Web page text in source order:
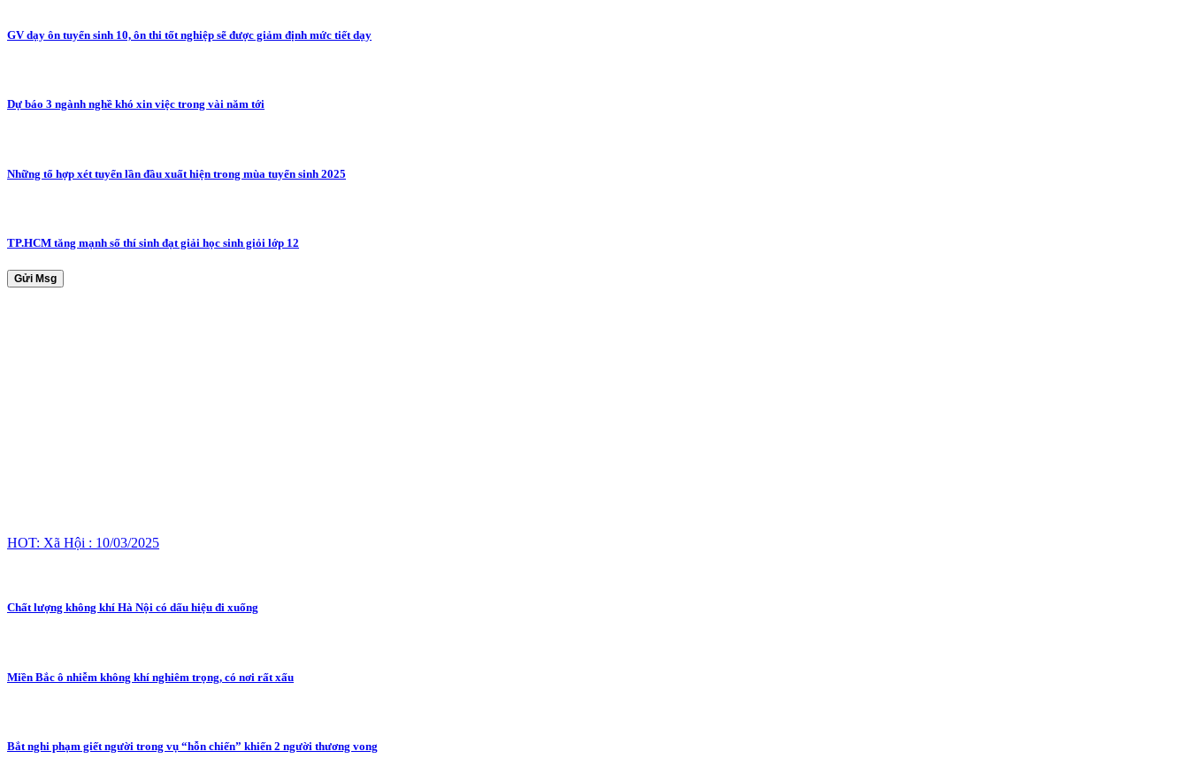
GV dạy ôn tuyển sinh 10, ôn thi tốt nghiệp sẽ được giảm định mức tiết dạy
Dự báo 3 ngành nghề khó xin việc trong vài năm tới
Những tổ hợp xét tuyển lần đầu xuất hiện trong mùa tuyển sinh 2025
TP.HCM tăng mạnh số thí sinh đạt giải học sinh giỏi lớp 12
Gửi Msg
HOT: Xã Hội : 10/03/2025
Chất lượng không khí Hà Nội có dấu hiệu đi xuống
Miền Bắc ô nhiễm không khí nghiêm trọng, có nơi rất xấu
Bắt nghi phạm giết người trong vụ “hỗn chiến” khiến 2 người thương vong